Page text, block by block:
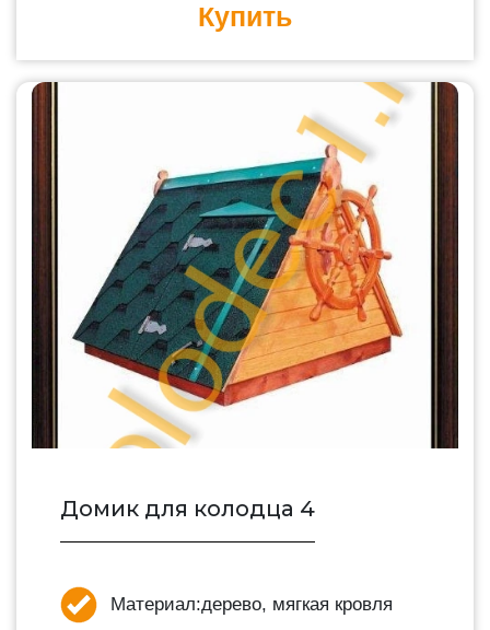
Купить
Домик для колодца 4
Материал:дерево, мягкая кровля